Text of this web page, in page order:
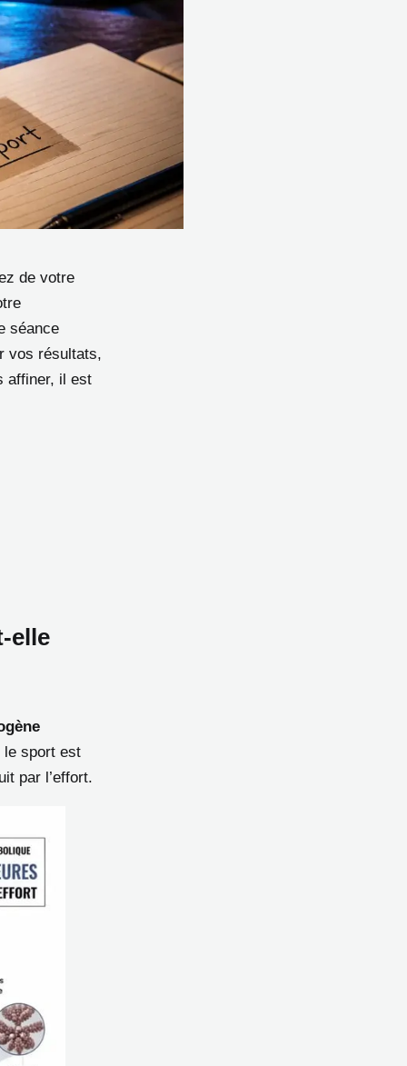
de votre
séance
vos résultats,
affiner, il est
elle
le sport est
par l’effort.